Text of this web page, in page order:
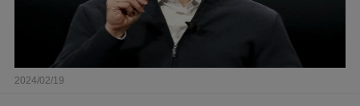
2024/02/19